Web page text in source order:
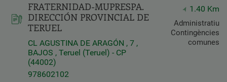
Latitud
Longitud
FRATERNIDAD-MUPRESPA.
DIRECCIÓN PROVINCIAL DE
TERUEL
CL AGUSTINA DE ARAGÓN , 7 ,
BAJOS , Teruel (Teruel) - CP
(44002)
978602102
1.40 Km
Administratiu
Contingències
comunes